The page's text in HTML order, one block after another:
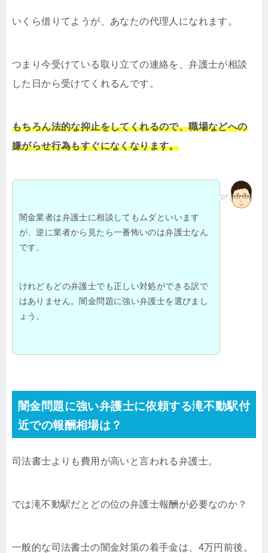
いくら借りてようが、あなたの代理人になれます。
つまり今受けている取り立ての連絡を、弁護士が相談
した日から受けてくれるんです。
もちろん法的な抑止をしてくれるので、職場などへの
嫌がらせ行為もすぐになくなります。
闇金業者は弁護士に相談してもムダといいます
が、逆に業者から見たら一番怖いのは弁護士なん
です。
けれどもどの弁護士でも正しい対処ができる訳で
はありません。闇金問題に強い弁護士を選びまし
ょう。
闇金問題に強い弁護士に依頼する滝不動駅付
近での報酬相場は？
司法書士よりも費用が高いと言われる弁護士。
では滝不動駅だとどの位の弁護士報酬が必要なのか？
一般的な司法書士の闇金対策の着手金は、4万円前後。